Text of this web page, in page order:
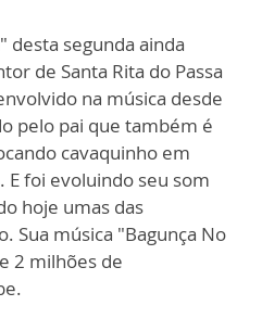
desta segunda ainda
de Santa Rita do Passa
na música desde
pelo pai que também é
cavaquinho em
E foi evoluindo seu som
hoje umas das
Sua música "Bagunça No
2 milhões de